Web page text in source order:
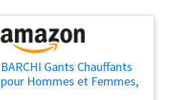
BARCHI Gants Chauffants
pour Hommes et Femmes,